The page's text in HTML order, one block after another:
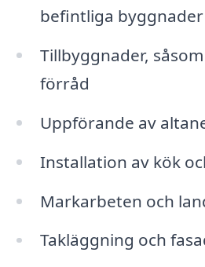
befintliga byggnader
Tillbyggnader,
förråd
Uppförande av
Installation av kök
Markarbeten och
Takläggning och